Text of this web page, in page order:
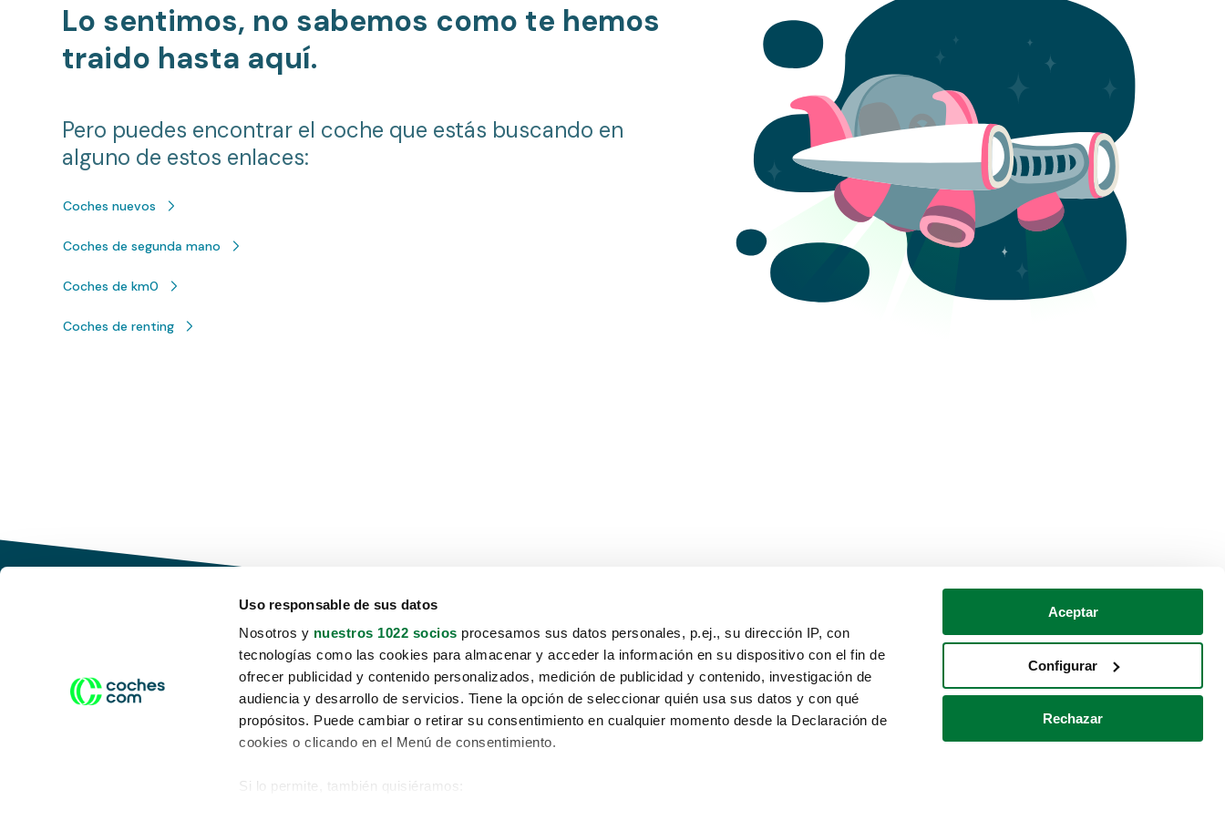
Uso responsable de sus datos
Nosotros y nuestros 1022 socios procesamos sus datos personales, p.ej., su dirección IP, con
tecnologías como las cookies para almacenar y acceder la información en su dispositivo con el fin de
ofrecer publicidad y contenido personalizados, medición de publicidad y contenido, investigación de
audiencia y desarrollo de servicios. Tiene la opción de seleccionar quién usa sus datos y con qué
propósitos. Puede cambiar o retirar su consentimiento en cualquier momento desde la Declaración de
cookies o clicando en el Menú de consentimiento.
Si lo permite, también quisiéramos:
Aceptar
Configurar
Rechazar
Lo sentimos, no sabemos como te hemos
traido hasta aquí.
Pero puedes encontrar el coche que estás buscando en
alguno de estos enlaces:
Coches nuevos
Coches de segunda mano
Coches de km0
Coches de renting
Conduce tu futuro,
desata tu movilidad